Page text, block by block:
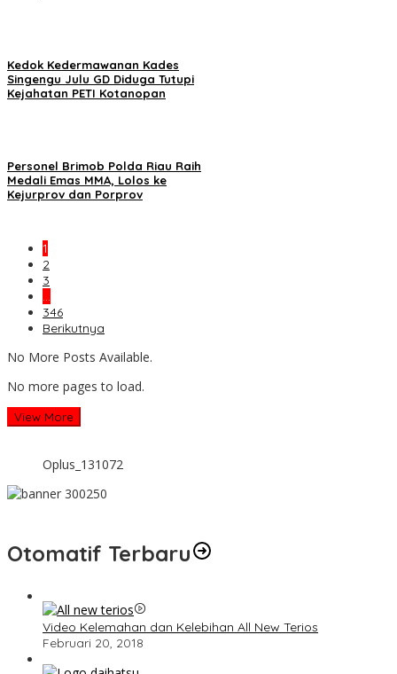
Kedok Kedermawanan Kades
Singengu Julu GD Diduga Tutupi
Kejahatan PETI Kotanopan
Personel Brimob Polda Riau Raih
Medali Emas MMA, Lolos ke
Kejurprov dan Porprov
1
2
3
…
346
Berikutnya
No More Posts Available.
No more pages to load.
View More
Oplus_131072
Otomatif Terbaru
Video Kelemahan dan Kelebihan All New Terios
Februari 20, 2018